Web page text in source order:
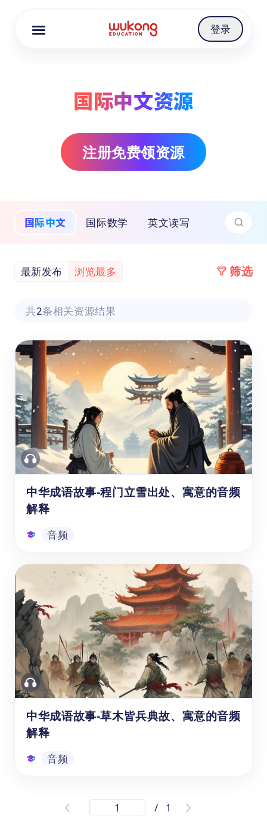
登录
国际中文资源
注册免费领资源
国际中文 国际数学 英文读写
最新发布 浏览最多 筛选
共2条相关资源结果
中华成语故事-程门立雪出处、寓意的音频
解释
音频
中华成语故事-程门立雪出处、寓意的音
频解释
中国成语故事《程门立雪》这个音频学习资
源，可以帮助学前至小学六年级（3-12岁）的
孩子和学生学习中文，了解中国成语"程门立
学"的原意、典故和使用示例。这个音频资源
有助于孩子的培养中文听力技能，跟读技能。
同时激发孩子学中文的兴趣，加深对中文和中
国文化的理解，启发孩子思考。
音频
中华成语故事-草木皆兵典故、寓意的音频
解释
音频
中华成语故事-草木皆兵典故、寓意的音
/ 1